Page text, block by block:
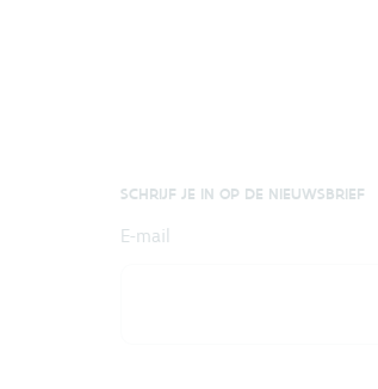
SCHRIJF JE IN OP DE NIEUWSBRIEF
E-mail